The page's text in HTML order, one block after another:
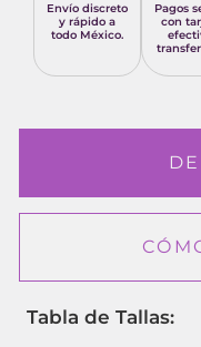
Envío discreto
y rápido a
todo México.
Pagos
con
Tabla de Tallas: